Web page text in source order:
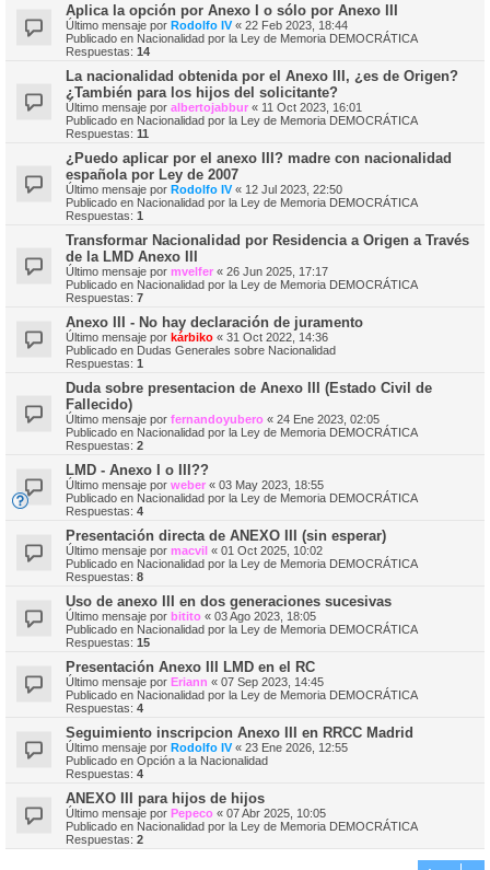
Aplica la opción por Anexo I o sólo por Anexo III
Último mensaje por Rodolfo IV« 22 Feb 2023, 18:44
Publicado en Nacionalidad por la Ley de Memoria DEMOCRÁTICA
Respuestas: 14
La nacionalidad obtenida por el Anexo III, ¿es de Origen?
¿También para los hijos del solicitante?
Último mensaje por albertojabbur « 11 Oct 2023, 16:01
Publicado en Nacionalidad por la Ley de Memoria DEMOCRÁTICA
Respuestas: 11
¿Puedo aplicar por el anexo III? madre con nacionalidad
española por Ley de 2007
Último mensaje por Rodolfo IV« 12 Jul 2023, 22:50
Publicado en Nacionalidad por la Ley de Memoria DEMOCRÁTICA
Respuestas: 1
Transformar Nacionalidad por Residencia a Origen a Través
de la LMD Anexo III
Último mensaje por mvelfer « 26 Jun 2025, 17:17
Publicado en Nacionalidad por la Ley de Memoria DEMOCRÁTICA
Respuestas: 7
Anexo III - No hay declaración de juramento
Último mensaje por kárbiko « 31 Oct 2022, 14:36
Publicado en Dudas Generales sobre Nacionalidad
Respuestas: 1
Duda sobre presentacion de Anexo III (Estado Civil de
Fallecido)
Último mensaje por fernandoyubero « 24 Ene 2023, 02:05
Publicado en Nacionalidad por la Ley de Memoria DEMOCRÁTICA
Respuestas: 2
LMD - Anexo I o III??
Último mensaje por weber « 03 May 2023, 18:55
Publicado en Nacionalidad por la Ley de Memoria DEMOCRÁTICA
Respuestas: 4
Presentación directa de ANEXO III (sin esperar)
Último mensaje por macvil « 01 Oct 2025, 10:02
Publicado en Nacionalidad por la Ley de Memoria DEMOCRÁTICA
Respuestas: 8
Uso de anexo III en dos generaciones sucesivas
Último mensaje por bitito « 03 Ago 2023, 18:05
Publicado en Nacionalidad por la Ley de Memoria DEMOCRÁTICA
Respuestas: 15
Presentación Anexo III LMD en el RC
Último mensaje por Eriann « 07 Sep 2023, 14:45
Publicado en Nacionalidad por la Ley de Memoria DEMOCRÁTICA
Respuestas: 4
Seguimiento inscripcion Anexo III en RRCC Madrid
Último mensaje por Rodolfo IV« 23 Ene 2026, 12:55
Publicado en Opción a la Nacionalidad
Respuestas: 4
ANEXO III para hijos de hijos
Último mensaje por Pepeco « 07 Abr 2025, 10:05
Publicado en Nacionalidad por la Ley de Memoria DEMOCRÁTICA
Respuestas: 2